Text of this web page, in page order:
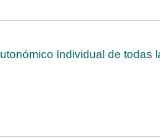
Individual de todas